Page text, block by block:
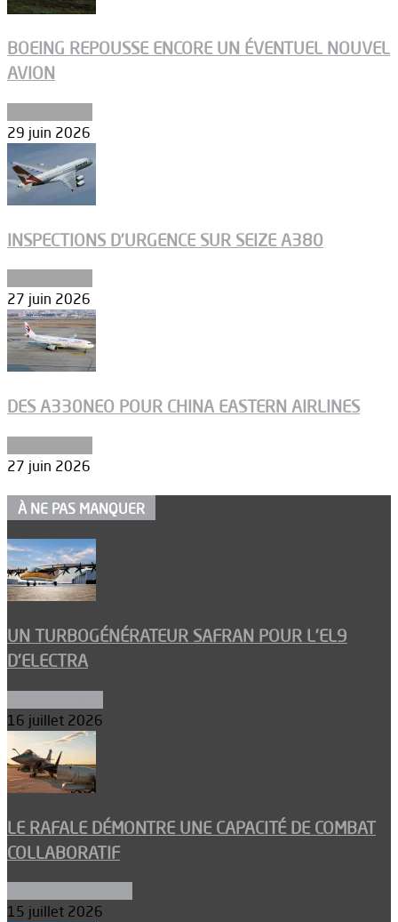
BOEING REPOUSSE ENCORE UN ÉVENTUEL NOUVEL
AVION
29 juin 2026
INSPECTIONS D’URGENCE SUR SEIZE A380
27 juin 2026
DES A330NEO POUR CHINA EASTERN AIRLINES
27 juin 2026
À NE PAS MANQUER
UN TURBOGÉNÉRATEUR SAFRAN POUR L’EL9
D’ELECTRA
16 juillet 2026
LE RAFALE DÉMONTRE UNE CAPACITÉ DE COMBAT
COLLABORATIF
15 juillet 2026